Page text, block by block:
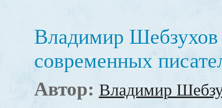
Владимир
современных
Автор: Владимир